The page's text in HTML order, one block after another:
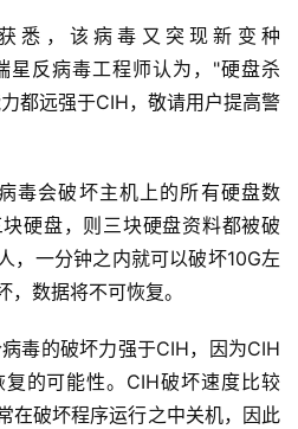
，该病毒又突现新变种
星反病毒工程师认为，"硬盘杀
都远强于CIH，敬请用户提高警
会破坏主机上的所有硬盘数
硬盘，则三块硬盘资料都被破
，一分钟之内就可以破坏10G左
，数据将不可恢复。
毒的破坏力强于CIH，因为CIH
的可能性。CIH破坏速度比较
在破坏程序运行之中关机，因此